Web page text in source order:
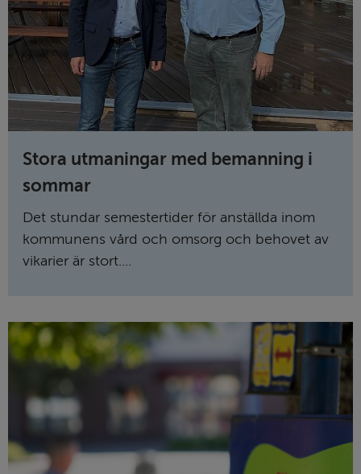
Stora utmaningar med bemanning i
sommar
Det stundar semestertider för anställda inom
kommunens vård och omsorg och behovet av
vikarier är stort....